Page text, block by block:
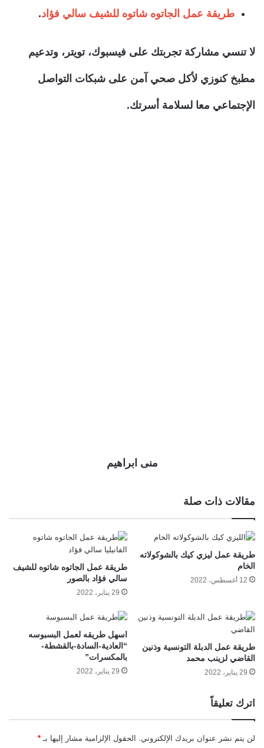
طريقة عمل الجاتوه شاتوه للشيف سالي فؤاد.
لا تنسي مشاركة تجربتك على فيسبوك، تويتر، وتدعيم
مطبخ كنوزي لأكل صحي آمن على شبكات التواصل
الإجتماعي معا لسلامة أسرتك.
منى ابراهيم
مقالات ذات صلة
طريقة عمل ليزي كيك بالشوكولاته
الخام
12 أغسطس، 2022
طريقة عمل الجاتوه شاتوه للشيف
سالي فؤاد بالصور
29 يناير، 2022
طريقة عمل الدبلة التونسية وذنين
القاضي لزينب محمد
29 يناير، 2022
اسهل طريقه لعمل البسبوسه
“العادية-السادة-بالقشطة-
بالمكسرات”
29 يناير، 2022
اترك تعليقاً
لن يتم نشر عنوان بريدك الإلكتروني. الحقول الإلزامية مشار إليها بـ *